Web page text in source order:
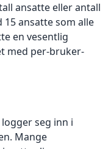
ansatte eller antall
15 ansatte som alle
en vesentlig
med per-bruker-
seg inn i
Mange